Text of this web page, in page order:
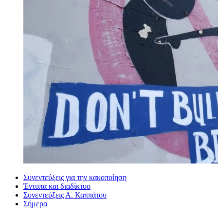
Συνεντεύξεις για την κακοποίηση
Έντυπα και διαδίκτυο
Συνεντεύξεις Α. Καππάτου
Σήμερα